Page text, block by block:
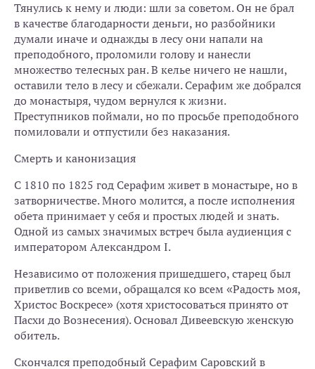
Тянулись к нему и люди: шли за советом. Он не брал
в качестве благодарности деньги, но разбойники
думали иначе и однажды в лесу они напали на
преподобного, проломили голову и нанесли
множество телесных ран. В келье ничего не нашли,
оставили тело в лесу и сбежали. Серафим же добрался
до монастыря, чудом вернулся к жизни.
Преступников поймали, но по просьбе преподобного
помиловали и отпустили без наказания.
Смерть и канонизация
С 1810 по 1825 год Серафим живет в монастыре, но в
затворничестве. Много молится, а после исполнения
обета принимает у себя и простых людей и знать.
Одной из самых значимых встреч была аудиенция с
императором Александром I.
Независимо от положения пришедшего, старец был
приветлив со всеми, обращался ко всем «Радость моя,
Христос Воскресе» (хотя христосоваться принято от
Пасхи до Вознесения). Основал Дивеевскую женскую
обитель.
Скончался преподобный Серафим Саровский в